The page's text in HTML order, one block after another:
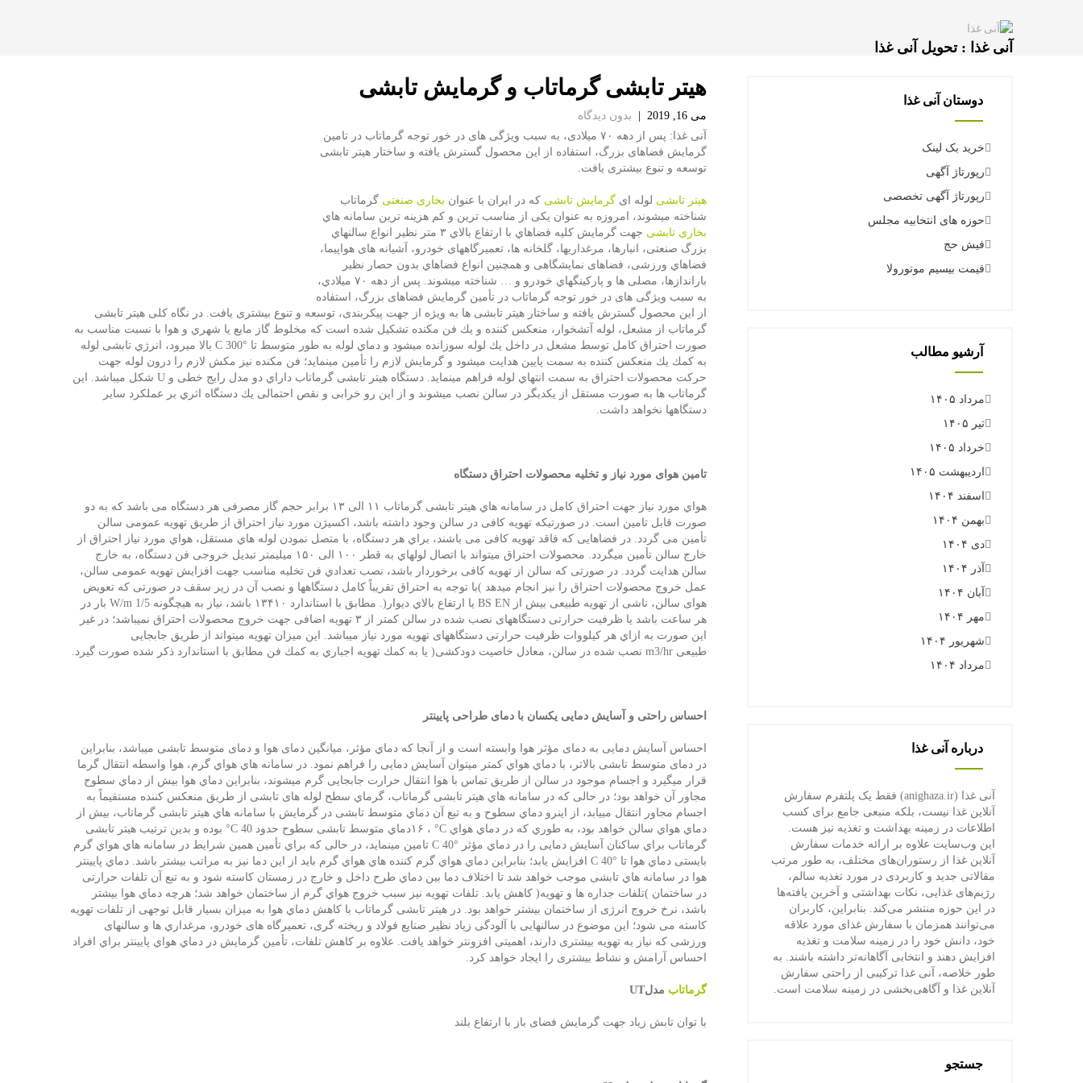
آنی غذا : تحویل آنی غذا
هیتر تابشی گرماتاب و گرمایش تابشی
می 16, 2019
بدون دیدگاه
آنی غذا: پس از دهه ۷۰ میلادی، به سبب ویژگی های در خور توجه گرماتاب در تامین
گرمایش فضاهای بزرگ، استفاده از این محصول گسترش یافته و ساختار هیتر تابشی
توسعه و تنوع بیشتری یافت.
هیتر تابشی لوله ای گرمایش تابشی که در ایران با عنوان بخاری صنعتی گرماتاب
شناخته میشوند، امروزه به عنوان یکی از مناسب ترین و کم هزینه ترین سامانه هاي
بخاری تابشی
جهت گرمایش كليه فضاهاي با ارتفاع بالاي ۳ متر نظیر انواع سالنهاي
بزرگ صنعتی، انبارها، مرغداريها، گلخانه ها، تعمیرگاههای خودرو، آشیانه های هواپیما،
فضاهاي ورزشی، فضاهای نمایشگاهی و همچنین انواع فضاهاي بدون حصار نظیر
باراندازها، مصلی ها و پاركينگهاي خودرو و … شناخته میشوند. پس از دهه ۷۰ ميلادي،
به سبب ویژگی های در خور توجه گرماتاب در تأمین گرمایش فضاهای بزرگ، استفاده
از این محصول گسترش یافته و ساختار هیتر تابشی ها به ویژه از جهت پیکربندی، توسعه و تنوع بیشتری یافت. در نگاه کلی هیتر تابشی
گرماتاب از مشعل، لوله آتشخوار، منعکس كننده و یك فن مکنده تشکیل شده است كه مخلوط گاز مایع یا شهري و هوا با نسبت مناسب به
صورت احتراق کامل توسط مشعل در داخل یك لوله سوزانده میشود و دماي لوله به طور متوسط تا C 300° بالا میرود، انرژي تابشی لوله
به كمك يك منعکس کننده به سمت پایین هدایت میشود و گرمایش لازم را تأمین مینماید؛ فن مکنده نیز مکش لازم را درون لوله جهت
حركت محصولات احتراق به سمت انتهاي لوله فراهم مینماید. دستگاه هیتر تابشی گرماتاب داراي دو مدل رایج خطی و U شکل میباشد. این
گرماتاب ها به صورت مستقل از یکدیگر در سالن نصب میشوند و از این رو خرابی و نقص احتمالی یك دستگاه اثري بر عملکرد سایر
دستگاهها نخواهد داشت.
تامین هوای مورد نیاز و تخلیه محصولات احتراق دستگاه
هواي مورد نیاز جهت احتراق کامل در سامانه هاي هیتر تابشی گرماتاب ۱۱ الی ۱۳ برابر حجم گاز مصرفی هر دستگاه می باشد كه به دو
صورت قابل تامین است. در صورتیکه تهویه کافی در سالن وجود داشته باشد، اکسیژن مورد نیاز احتراق از طریق تهویه عمومی سالن
تأمین می گردد. در فضاهایی كه فاقد تهویه كافی می باشند، براي هر دستگاه، با متصل نمودن لوله هاي مستقل، هواي مورد نیاز احتراق از
خارج سالن تأمین میگردد. محصولات احتراق میتواند با اتصال لولهاي به قطر ۱۰۰ الی ۱۵۰ میلیمتر تبدیل خروجی فن دستگاه، به خارج
سالن هدایت گردد. در صورتی که سالن از تهویه کافی برخوردار باشد، نصب تعدادي فن تخلیه مناسب جهت افزایش تهویه عمومی سالن،
عمل خروج محصولات احتراق را نیز انجام میدهد )با توجه به احتراق تقریباً كامل دستگاهها و نصب آن در زیر سقف در صورتی که تعویض
هوای سالن، ناشی از تهویه طبیعی بیش از BS EN یا ارتفاع بالاي دیوار(. مطابق با استاندارد ۱۳۴۱۰ باشد، نیاز به هیچگونه W/m 1/5 بار در
هر ساعت باشد یا ظرفیت حرارتی دستگاههای نصب شده در سالن كمتر از ۳ تهویه اضافی جهت خروج محصولات احتراق نمیباشد؛ در غیر
این صورت به ازاي هر كيلووات ظرفیت حرارتی دستگاههای تهویه مورد نیاز میباشد. این میزان تهویه میتواند از طریق جابجایی
طبیعی m3/hr نصب شده در سالن، معادل خاصیت دودکشی( یا به كمك تهویه اجباري به كمك فن مطابق با استاندارد ذكر شده صورت گیرد.
احساس راحتی و آسایش دمایی یکسان با دمای طراحی پایینتر
احساس آسایش دمایی به دمای مؤثر هوا وابسته است و از آنجا كه دماي مؤثر، میانگین دمای هوا و دمای متوسط تابشی میباشد، بنابراین
در دمای متوسط تابشی بالاتر، با دماي هواي كمتر میتوان آسایش دمایی را فراهم نمود. در سامانه هاي هواي گرم، هوا واسطه انتقال گرما
قرار میگیرد و اجسام موجود در سالن از طریق تماس با هوا انتقال حرارت جابجایی گرم میشوند، بنابراین دماي هوا بیش از دماي سطوح
مجاور آن خواهد بود؛ در حالی كه در سامانه هاي هیتر تابشی گرماتاب، گرماي سطح لوله های تابشی از طریق منعکس کننده مستقیماً به
اجسام مجاور انتقال مییابد، از اینرو دماي سطوح و به تبع آن دماي متوسط تابشی در گرمایش با سامانه هاي هیتر تابشی گرماتاب، بیش از
دماي هواي سالن خواهد بود، به طوري كه در دماي هواي °C ، ۱۶دماي متوسط تابشی سطوح حدود °C 40 بوده و بدین ترتیب هیتر تابشی
گرماتاب براي ساكنان آسایش دمایی را در دماي مؤثر C 40° تامین مینماید، در حالی كه براي تأمین همین شرایط در سامانه هاي هواي گرم
بایستی دماي هوا تا C 40° افزایش یابد؛ بنابراین دماي هواي گرم كننده هاي هواي گرم باید از این دما نیز به مراتب بیشتر باشد. دماي پایینتر
هوا در سامانه هاي تابشی موجب خواهد شد تا اختلاف دما بین دماي طرح داخل و خارج در زمستان كاسته شود و به تبع آن تلفات حرارتی
در ساختمان )تلفات جداره ها و تهویه( كاهش یابد. تلفات تهویه نیز سبب خروج هواي گرم از ساختمان خواهد شد؛ هرچه دماي هوا بیشتر
باشد، نرخ خروج انرژی از ساختمان بیشتر خواهد بود. در هیتر تابشی گرماتاب با كاهش دماي هوا به میزان بسیار قابل توجهی از تلفات تهویه
کاسته می شود؛ این موضوع در سالنهایی با آلودگی زیاد نظیر صنایع فولاد و ریخته گری، تعمیرگاه های خودرو، مرغداري ها و سالنهای
ورزشی که نیاز به تهویه بیشتری دارند، اهمیتی افزونتر خواهد یافت. علاوه بر كاهش تلفات، تأمین گرمایش در دماي هواي پایینتر براي افراد
احساس آرامش و نشاط بیشتری را ایجاد خواهد كرد.
گرماتاب مدلUT
با توان تابش زیاد جهت گرمایش فضای باز با ارتفاع بلند
دوستان آنی غذا
خرید بک لینک
رپورتاژ آگهی
رپورتاژ آگهی تخصصی
حوزه های انتخابیه مجلس
فیش حج
قیمت بیسیم موتورولا
آرشیو مطالب
مرداد ۱۴۰۵
تیر ۱۴۰۵
خرداد ۱۴۰۵
اردیبهشت ۱۴۰۵
اسفند ۱۴۰۴
بهمن ۱۴۰۴
دی ۱۴۰۴
آذر ۱۴۰۴
آبان ۱۴۰۴
مهر ۱۴۰۴
شهریور ۱۴۰۴
مرداد ۱۴۰۴
درباره آنی غذا
آنی غذا (anighaza.ir) فقط یک پلتفرم سفارش
آنلاین غذا نیست، بلکه منبعی جامع برای کسب
اطلاعات در زمینه بهداشت و تغذیه نیز هست.
این وب‌سایت علاوه بر ارائه خدمات سفارش
آنلاین غذا از رستوران‌های مختلف، به طور مرتب
مقالاتی جدید و کاربردی در مورد تغذیه سالم،
رژیم‌های غذایی، نکات بهداشتی و آخرین یافته‌ها
در این حوزه منتشر می‌کند. بنابراین، کاربران
می‌توانند همزمان با سفارش غذای مورد علاقه
خود، دانش خود را در زمینه سلامت و تغذیه
افزایش دهند و انتخابی آگاهانه‌تر داشته باشند. به
طور خلاصه، آنی غذا ترکیبی از راحتی سفارش
آنلاین غذا و آگاهی‌بخشی در زمینه سلامت است.
جستجو